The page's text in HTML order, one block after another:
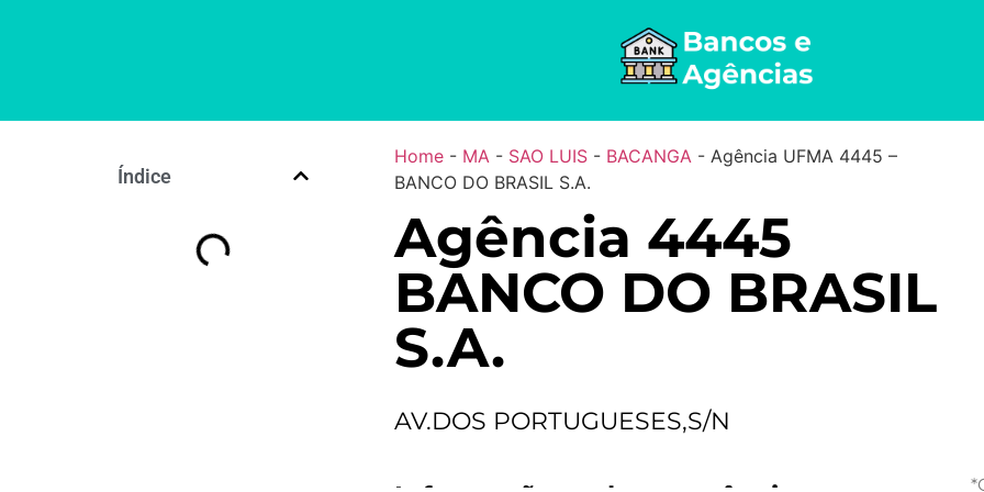
Índice
Home- MA - SAO LUIS- BACANGA - Agência UFMA 4445 –
BANCO DO BRASIL S.A.
Agência 4445
BANCO DO BRASIL
S.A.
AV.DOS PORTUGUESES,S/N